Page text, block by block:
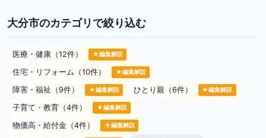
大分市のカテゴリで絞り込む
医療・健康（12件） ★編集解説
住宅・リフォーム（10件） ★編集解説
障害・福祉（9件） ★編集解説 ひとり親（6件） ★編集解説
子育て・教育（4件） ★編集解説
物価高・給付金（4件） ★編集解説